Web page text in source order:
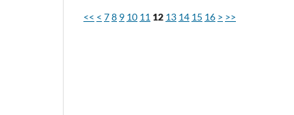
<< < 78 9 10 11 12 13 14 15 16 > >>